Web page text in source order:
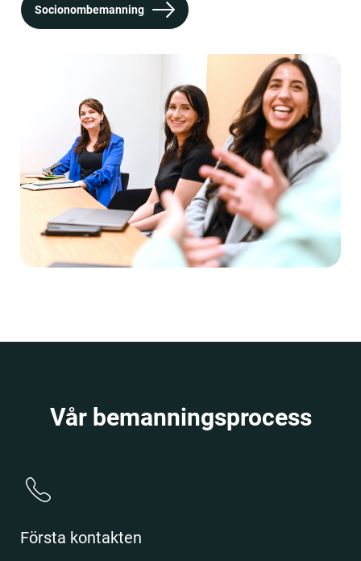
Socionombemanning
Vår bemanningsprocess
Första kontakten